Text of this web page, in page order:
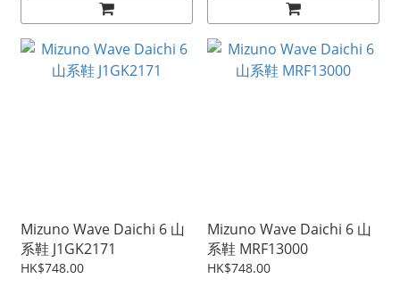
Mizuno Wave Daichi 6 山
系鞋 J1GK2171
HK$748.00
Mizuno Wave Daichi 6 山
系鞋 MRF13000
HK$748.00